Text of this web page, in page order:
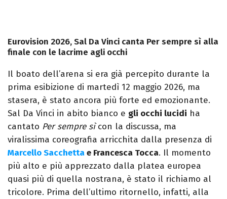
Eurovision 2026, Sal Da Vinci canta Per sempre sì alla
finale con le lacrime agli occhi
Il boato dell’arena si era già percepito durante la
prima esibizione di martedì 12 maggio 2026, ma
stasera, è stato ancora più forte ed emozionante.
Sal Da Vinci in abito bianco e gli occhi lucidi ha
cantato Per sempre sìcon la discussa, ma
viralissima coreografia arricchita dalla presenza di
Marcello Sacchettae Francesca Tocca. Il momento
più alto e più apprezzato dalla platea europea
quasi più di quella nostrana, è stato il richiamo al
tricolore. Prima dell’ultimo ritornello, infatti, alla